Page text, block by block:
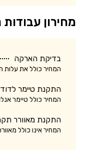
מחירון
בדיקת הארקה
המחיר כולל את עלות
התקנת טיימר לדוד
המחיר כולל טיימר
התקנת מאוורר
המחיר אינו כולל